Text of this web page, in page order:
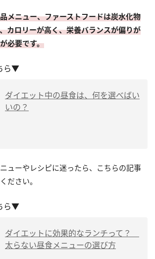
メニュー、ファーストフードは炭水化物
カロリーが高く、栄養バランスが偏りが
必要です。
ら▼
ダイエット中の昼食は、何を選べばい
いの？
ューやレシピに迷ったら、こちらの記事
ださい。
ら▼
ダイエットに効果的なランチって？
太らない昼食メニューの選び方